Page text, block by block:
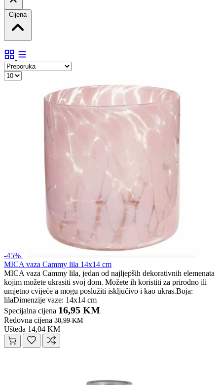
Cijena
-45%
MICA vaza Cammy lila 14x14 cm
MICA vaza Cammy lila, jedan od najljepših dekorativnih elemenata
kojim možete ukrasiti svoj dom. Možete ih koristiti za prirodno ili
umjetno cvijeće a mogu poslužiti isključivo i kao ukras.Boja:
lilaDimenzije vaze: 14x14 cm
Specijalna cijena 16,95 KM
Redovna cijena 30,99 KM
Ušteda 14,04 KM